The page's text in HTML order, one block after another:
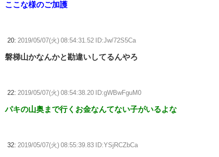
ここな様のご加護
20: 2019/05/07(火) 08:54:31.52 ID:Jw/72S5Ca
磐梯山かなんかと勘違いしてるんやろ
22: 2019/05/07(火) 08:54:38.20 ID:gWBwFguM0
パキの山奥まで行くお金なんてない子がいるよな
32: 2019/05/07(火) 08:55:39.83 ID:YSjRCZbCa